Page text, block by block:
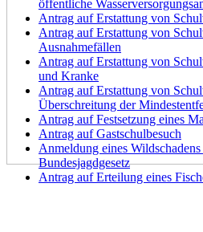
öffentliche
Antrag auf Erstattung von
Antrag auf Erstattung von
Ausnahmefällen
Antrag auf Erstattung von
und Kranke
Antrag auf Erstattung von
Überschreitung der
Antrag auf Festsetzung eines
Antrag auf Gastschulbesuch
Anmeldung eines
Bundesjagdgesetz
Antrag auf Erteilung eines